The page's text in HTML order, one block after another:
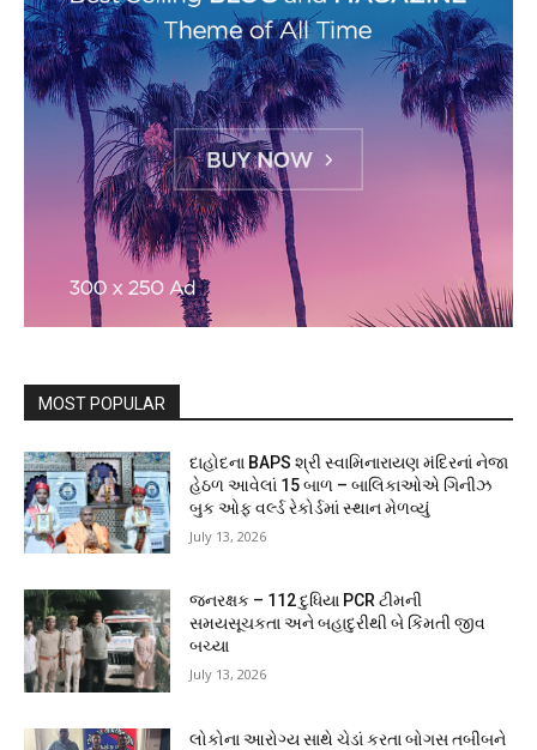
MOST POPULAR
દાહોદના BAPS શ્રી સ્વામિનારાયણ મંદિરનાં નેજા
હેઠળ આવેલાં 15 બાળ – બાલિકાઓએ ગિનીઝ
બુક ઓફ વર્લ્ડ રેકોર્ડમાં સ્થાન મેળવ્યું
July 13, 2026
જનરક્ષક – 112 દુધિયા PCR ટીમની
સમયસૂચકતા અને બહાદુરીથી બે કિંમતી જીવ
બચ્યા
July 13, 2026
લોકોના આરોગ્ય સાથે ચેડાં કરતા બોગસ તબીબને